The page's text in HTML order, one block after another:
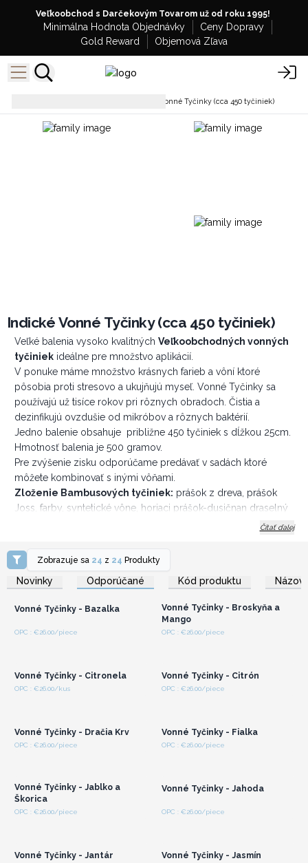
Veľkoobchod s Darčekovým Tovarom už od roku 1995!
Minimálna Hodnota Objednávky
Ceny Dopravy
Gold Reward
Objemová Zľava
Indické Vonné Tyčinky (cca 450 tyčiniek)
Indické Vonné Tyčinky (cca 450 tyčiniek)
Veľké balenia vysoko kvalitných Veľkoobchodných vonných
tyčiniekideálne pre množstvo aplikácií.
V ponuke máme množstvo krásnych farieb a vôní ktoré
pôsobia proti stresovo a ukujňujú myseľ. Vonné Tyčinky sa
používajú už tisíce rokov pri rôznych obradoch. Čistia a
dezinfikujú ovzdušie od mikróbov a rôznych baktérií.
Jedno balenie obsahuje približne 450 tyčiniek s dĺžkou 25cm.
Hmotnosť balenia je 500 gramov.
Pre zvýšenie zisku odporúčame predávať v sadách ktoré
môžete kombinovať s inými vôňami.
Zloženie Bambusových tyčiniek: prášok z dreva, prášok
Joss, farby, syntetické vône, horiaci prášok-dusičnan draselný
Čítať ďalej
Zobrazuje sa 24 z 24 Produkty
Novinky Odporúčané Kód produktu Názov
Prihláste sa alebo
zaregistrujte sa pre
veľkoobchodné ceny
Vonné Tyčinky - Bazalka
OPC : €26.00/piece
zaregistrujte sa pre
veľkoobchodné ceny
Vonné Tyčinky - Broskyňa a
Mango
OPC : €26.00/piece
Prihláste sa alebo
Vonné Tyčinky - Citronela
OPC : €26.00/kus
Prihláste sa alebo
Vonné Tyčinky - Citrón
OPC : €26.00/piece
Prihláste sa alebo
Vonné Tyčinky - Dračia Krv
OPC : €26.00/piece
Prihláste sa alebo
Vonné Tyčinky - Fialka
OPC : €26.00/piece
Prihláste sa alebo
Vonné Tyčinky - Jablko a
Škorica
OPC : €26.00/piece
Prihláste sa alebo
Vonné Tyčinky - Jahoda
OPC : €26.00/piece
Prihláste sa alebo
Vonné Tyčinky - Jantár
Prihláste sa alebo
Vonné Tyčinky - Jasmín